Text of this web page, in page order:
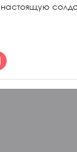
настоящую